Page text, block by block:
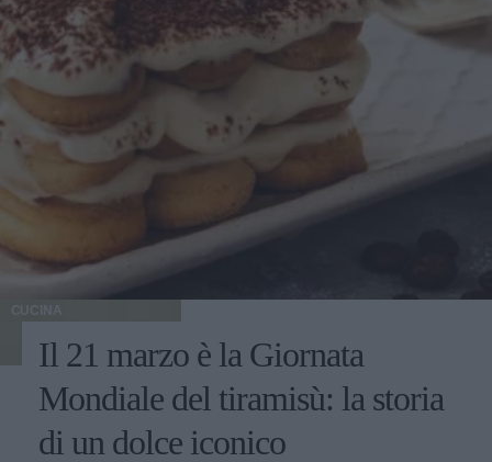
CUCINA
Il 21 marzo è la Giornata
Mondiale del tiramisù: la storia
di un dolce iconico